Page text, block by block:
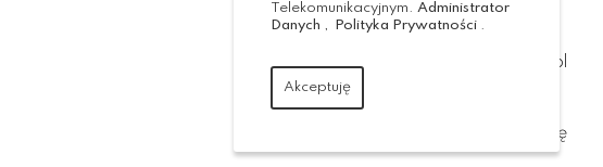
Realizacja: virtualmedia.pl
wróć na górę
Telekomunikacyjnym. Administrator
Danych , Polityka Prywatności .
Akceptuję